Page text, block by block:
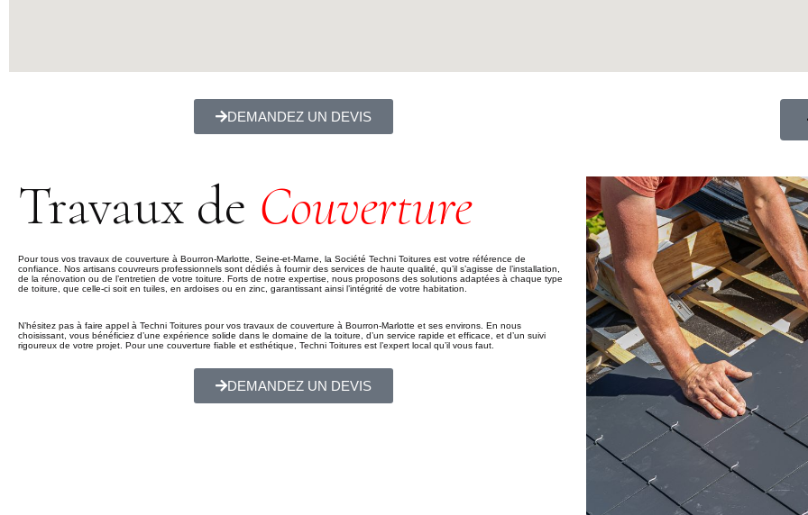
DEMANDEZ UN DEVIS
Travaux de Couverture
Pour tous vos travaux de couverture à Bourron-Marlotte, Seine-et-Marne, la Société Techni Toitures est votre référence de
confiance. Nos artisans couvreurs professionnels sont dédiés à fournir des services de haute qualité, qu’il s’agisse de l’installation,
de la rénovation ou de l’entretien de votre toiture. Forts de notre expertise, nous proposons des solutions adaptées à chaque type
de toiture, que celle-ci soit en tuiles, en ardoises ou en zinc, garantissant ainsi l’intégrité de votre habitation.
N’hésitez pas à faire appel à Techni Toitures pour vos travaux de couverture à Bourron-Marlotte et ses environs. En nous
choisissant, vous bénéficiez d’une expérience solide dans le domaine de la toiture, d’un service rapide et efficace, et d’un suivi
rigoureux de votre projet. Pour une couverture fiable et esthétique, Techni Toitures est l’expert local qu’il vous faut.
DEMANDEZ UN DEVIS